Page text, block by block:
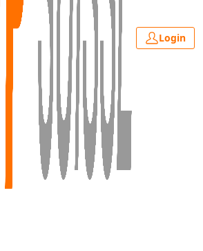
Login